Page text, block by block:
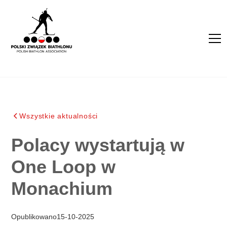
Wszystkie aktualności
Polacy wystartują w
One Loop w
Monachium
Opublikowano15-10-2025